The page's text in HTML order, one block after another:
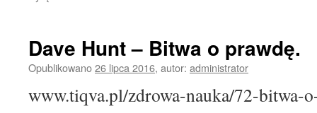
Dave Hunt – Bitwa o prawdę.
Opublikowano26 lipca 2016, autor: administrator
www.tiqva.pl/zdrowa-nauka/72-bitwa-